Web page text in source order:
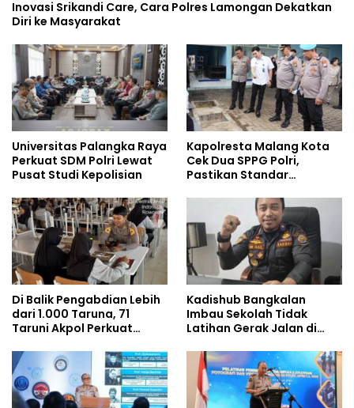
Inovasi Srikandi Care, Cara Polres Lamongan Dekatkan
Diri ke Masyarakat
Universitas Palangka Raya
Perkuat SDM Polri Lewat
Pusat Studi Kepolisian
Kapolresta Malang Kota
Cek Dua SPPG Polri,
Pastikan Standar
Pengelolaan Limbah
Berjalan Optimal
Di Balik Pengabdian Lebih
dari 1.000 Taruna, 71
Taruni Akpol Perkuat
Siswa Sekolah Rakyat
Kadishub Bangkalan
Imbau Sekolah Tidak
Latihan Gerak Jalan di